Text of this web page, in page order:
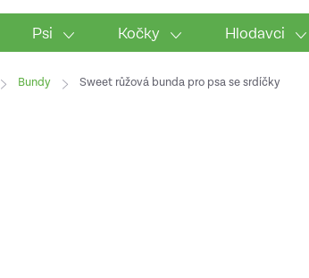
Psi Kočky Hlodavci
Bundy Sweet růžová bunda pro psa se srdíčky